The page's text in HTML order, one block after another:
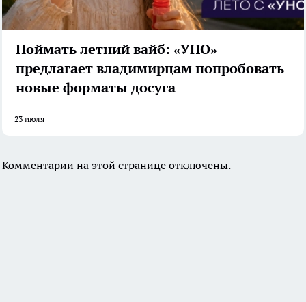
Поймать летний вайб: «УНО»
предлагает владимирцам попробовать
новые форматы досуга
23 июля
Комментарии на этой странице отключены.